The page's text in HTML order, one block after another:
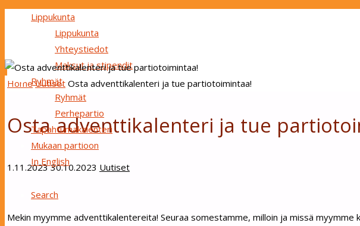
Lippukunta
Lippukunta
Yhteystiedot
Maksut ja stipendit
Ryhmät
Ryhmät
Perhepartio
Tapahtumakalenteri
Mukaan partioon
In English
Search
Home Uutiset Osta adventtikalenteri ja tue partiotoimintaa!
Osta adventtikalenteri ja tue
1.11.202330.10.2023 Uutiset
Mekin myymme adventtikalentereita! Seuraa somestamme, milloin ja missä